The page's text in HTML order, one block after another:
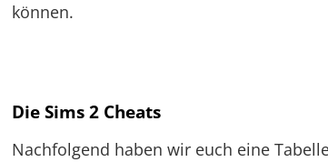
können.
Die Sims 2 Cheats
Nachfolgend haben wir euch eine